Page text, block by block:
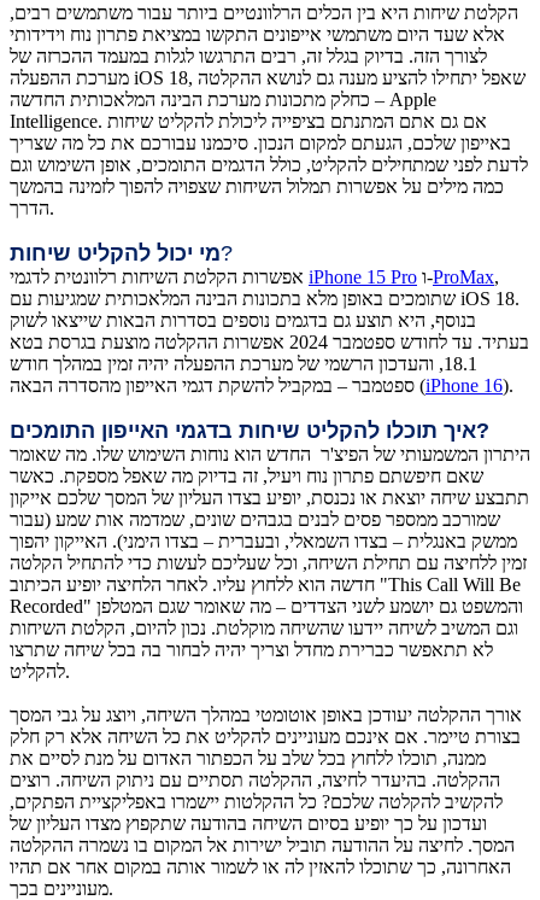
הקלטת שיחות היא בין הכלים הרלוונטיים ביותר עבור משתמשים רבים,
אלא שעד היום משתמשי אייפונים התקשו במציאת פתרון נוח וידידותי
לצורך הזה. בדיוק בגלל זה, רבים התרגשו לגלות במעמד ההכרזה של
מערכת ההפעלה iOS 18, שאפל יתחילו להציע מענה גם לנושא ההקלטה
– כחלק מתכונות מערכת הבינה המלאכותית החדשה Apple
Intelligence. אם גם אתם המתנתם בציפייה ליכולת להקליט שיחות
באייפון שלכם, הגעתם למקום הנכון. סיכמנו עבורכם את כל מה שצריך
לדעת לפני שמתחילים להקליט, כולל הדגמים התומכים, אופן השימוש וגם
כמה מילים על אפשרות תמלול השיחות שצפויה להפוך לזמינה בהמשך
הדרך.
מי יכול להקליט שיחות?
iPhone 15 Pro ו-ProMax,
שתומכים באופן מלא בתכונות הבינה המלאכותית שמגיעות עם iOS 18.
בנוסף, היא תוצע גם בדגמים נוספים בסדרות הבאות שייצאו לשוק
בעתיד. עד לחודש ספטמבר 2024 אפשרות ההקלטה מוצעת בגרסת בטא
18.1, והעדכון הרשמי של מערכת ההפעלה יהיה זמין במהלך חודש
ספטמבר – במקביל להשקת דגמי האייפון מהסדרה הבאה (iPhone 16).
איך תוכלו להקליט שיחות בדגמי האייפון התומכים?
היתרון המשמעותי של הפיצ'ר החדש הוא נוחות השימוש שלו. מה שאומר
שאם חיפשתם פתרון נוח ויעיל, זה בדיוק מה שאפל מספקת. כאשר
תתבצע שיחה יוצאת או נכנסת, יופיע בצדו העליון של המסך שלכם אייקון
שמורכב ממספר פסים לבנים בגבהים שונים, שמדמה אות שמע (עבור
ממשק באנגלית – בצדו השמאלי, ובעברית – בצדו הימני). האייקון יהפוך
זמין ללחיצה עם תחילת השיחה, וכל שעליכם לעשות כדי להתחיל הקלטה
חדשה הוא ללחוץ עליו. לאחר הלחיצה יופיע הכיתוב "This Call Will Be
Recorded" והמשפט גם יושמע לשני הצדדים – מה שאומר שגם המטלפן
וגם המשיב לשיחה יידעו שהשיחה מוקלטת. נכון להיום, הקלטת השיחות
לא תתאפשר כברירת מחדל וצריך יהיה לבחור בה בכל שיחה שתרצו
להקליט.
אורך ההקלטה יעודכן באופן אוטומטי במהלך השיחה, ויוצג על גבי המסך
בצורת טיימר. אם אינכם מעוניינים להקליט את כל השיחה אלא רק חלק
ממנה, תוכלו ללחוץ בכל שלב על הכפתור האדום על מנת לסיים את
ההקלטה. בהיעדר לחיצה, ההקלטה תסתיים עם ניתוק השיחה. רוצים
להקשיב להקלטה שלכם? כל ההקלטות יישמרו באפליקציית הפתקים,
ועדכון על כך יופיע בסיום השיחה בהודעה שתקפוץ מצדו העליון של
המסך. לחיצה על ההודעה תוביל ישירות אל המקום בו נשמרה ההקלטה
האחרונה, כך שתוכלו להאזין לה או לשמור אותה במקום אחר אם תהיו
מעוניינים בכך.